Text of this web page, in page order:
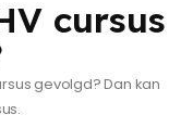
cursus
gevolgd? Dan kan